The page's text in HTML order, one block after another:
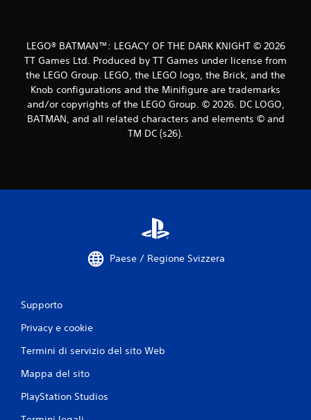
LEGO® BATMAN™: LEGACY OF THE DARK KNIGHT © 2026
TT Games Ltd. Produced by TT Games under license from
the LEGO Group. LEGO, the LEGO logo, the Brick, and the
Knob configurations and the Minifigure are trademarks
and/or copyrights of the LEGO Group. © 2026. DC LOGO,
BATMAN, and all related characters and elements © and
TM DC (s26).
Paese / Regione Svizzera
Supporto
Privacy e cookie
Termini di servizio del sito Web
Mappa del sito
PlayStation Studios